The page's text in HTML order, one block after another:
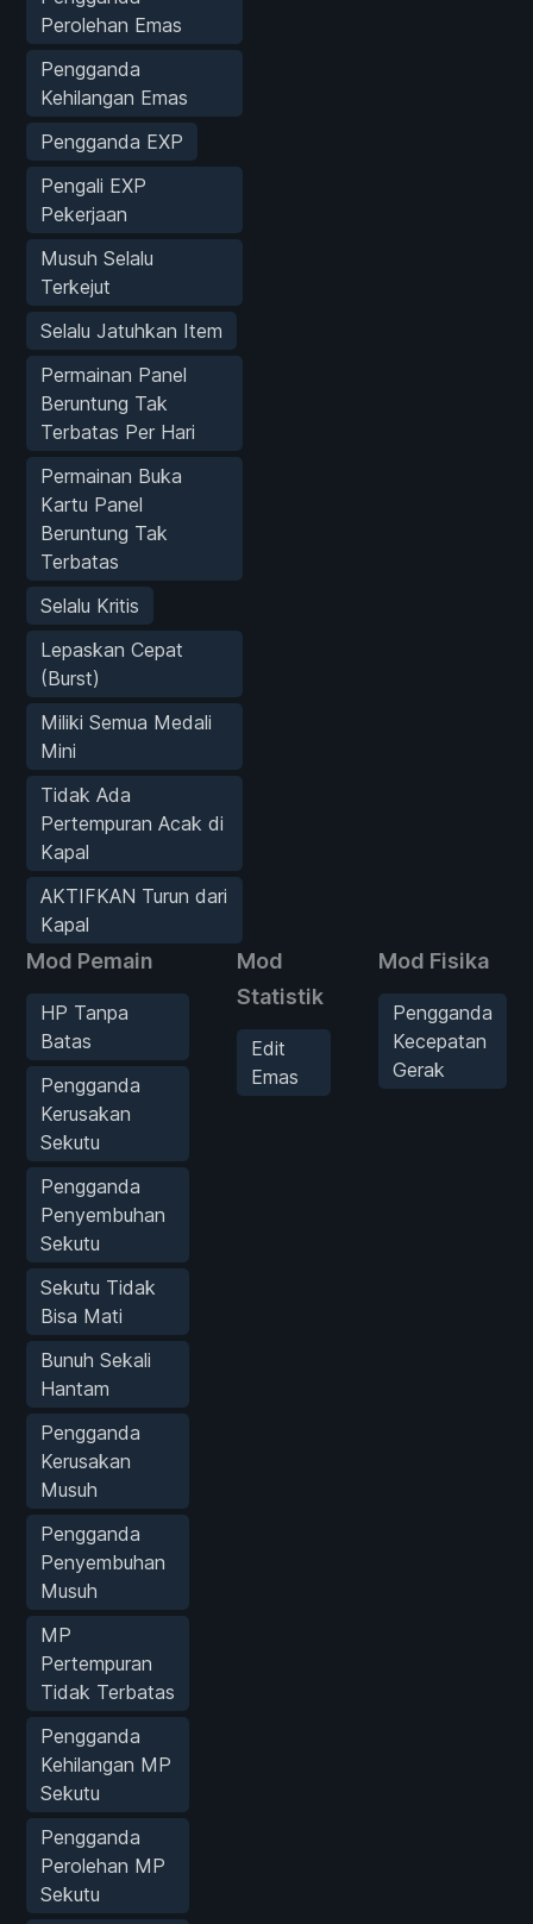
Perolehan Emas
Pengganda
Kehilangan Emas
Pengganda EXP
Pengali EXP
Pekerjaan
Musuh Selalu
Terkejut
Selalu Jatuhkan Item
Permainan Panel
Beruntung Tak
Terbatas Per Hari
Permainan Buka
Kartu Panel
Beruntung Tak
Terbatas
Selalu Kritis
Lepaskan Cepat
(Burst)
Miliki Semua Medali
Mini
Tidak Ada
Pertempuran Acak di
Kapal
AKTIFKAN Turun dari
Kapal
Mod Pemain
HP Tanpa
Batas
Pengganda
Kerusakan
Sekutu
Pengganda
Penyembuhan
Sekutu
Sekutu Tidak
Bisa Mati
Bunuh Sekali
Hantam
Pengganda
Kerusakan
Musuh
Pengganda
Penyembuhan
Musuh
MP
Pertempuran
Tidak Terbatas
Pengganda
Kehilangan MP
Sekutu
Pengganda
Perolehan MP
Sekutu
Mod
Statistik
Edit
Emas
Mod Fisika
Pengganda
Kecepatan
Gerak